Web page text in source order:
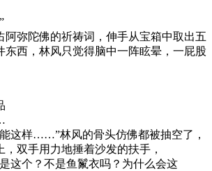
阿弥陀佛的祈祷词，伸手从宝箱中取出五
东西，林风只觉得脑中一阵眩晕，一屁股
这样……”林风的骨头仿佛都被抽空了，
双手用力地捶着沙发的扶手，
这个？不是鱼鬣衣吗？为什么会这